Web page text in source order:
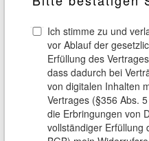
Ich stimme zu und
vor Ablauf der
Erfüllung des
dass dadurch bei
von digitalen Inhalten
Vertrages (§356 Abs.
die Erbringungen von
vollständiger Erfüllung